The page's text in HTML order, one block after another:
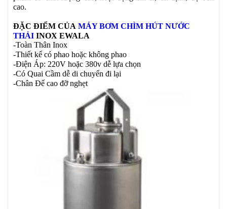
cao.
ĐẶC ĐIỂM CỦA MÁY BƠM CHÌM HÚT NƯỚC
THẢI INOX EWALA
-Toàn Thân Inox
-Thiết kế có phao hoặc không phao
-Điện Áp: 220V hoặc 380v dễ lựa chọn
-Có Quai Cầm dễ di chuyển đi lại
-Chân Đế cao đỡ nghẹt